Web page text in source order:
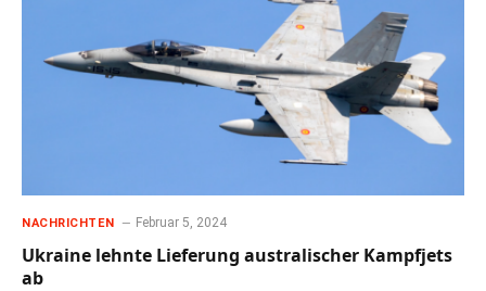
NACHRICHTEN Februar 5, 2024
Ukraine lehnte Lieferung australischer Kampfjets
ab